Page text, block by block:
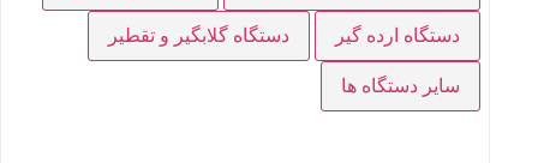
دستگاه ارده گیر دستگاه گلابگیر و تقطیر
سایر دستگاه ها